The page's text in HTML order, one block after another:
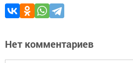
Нет комментариев